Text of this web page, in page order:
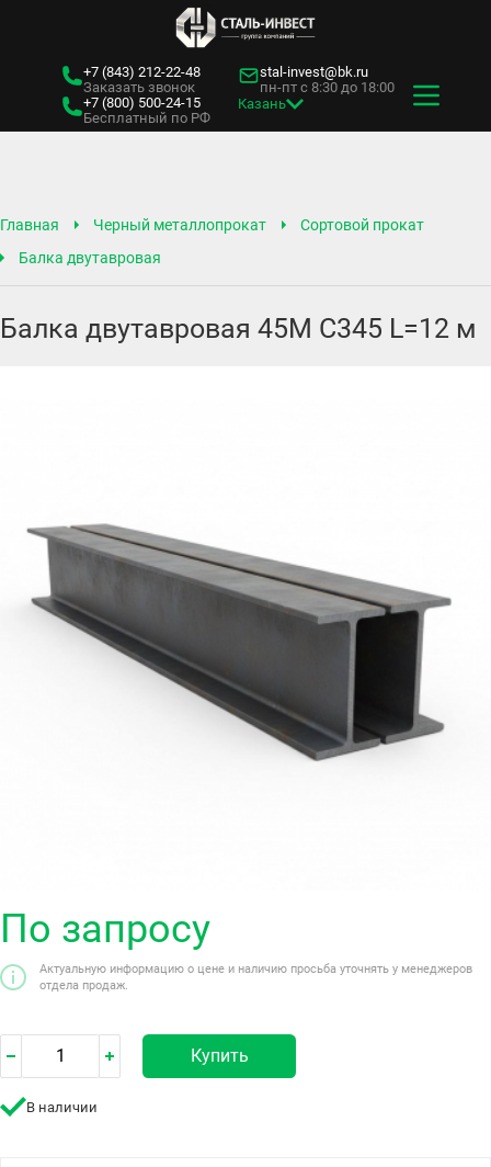
+7 (843) 212-22-48
Заказать звонок
+7 (800) 500-24-15
Бесплатный по РФ
stal-invest@bk.ru
пн-пт с 8:30 до 18:00
Казань
Главная Черный металлопрокат
Сортовой прокат
Балка двутавровая
Балка двутавровая 45М С345 L=12 м
По запросу
Актуальную информацию о цене и наличию просьба уточнять у менеджеров
отдела продаж.
Купить
В наличии